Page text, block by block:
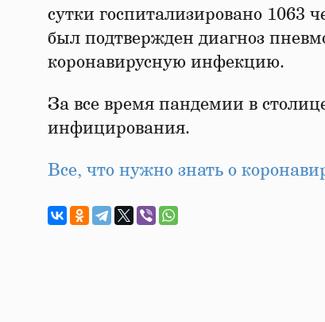
сутки госпитализировано 1063
был подтвержден диагноз
коронавирусную инфекцию.
За все время пандемии в
инфицирования.
Все, что нужно знать о